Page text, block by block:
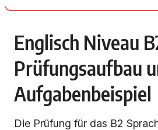
Englisch Niveau
Prüfungsaufbau
Aufgabenbeispiel
Die Prüfung für das B2